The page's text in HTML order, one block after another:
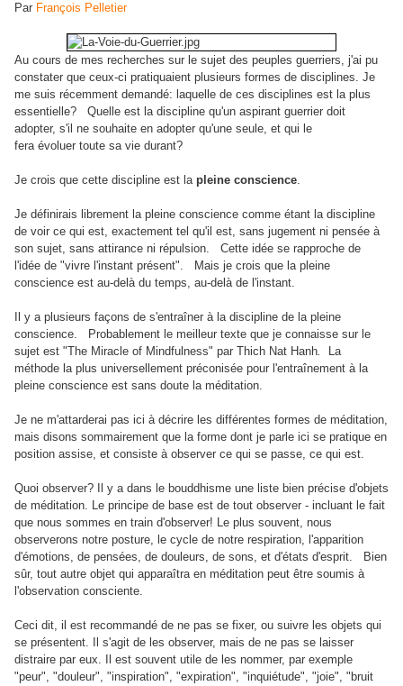
Par François Pelletier
Au cours de mes recherches sur le sujet des peuples guerriers, j'ai pu
constater que ceux-ci pratiquaient plusieurs formes de disciplines. Je
me suis récemment demandé: laquelle de ces disciplines est la plus
essentielle? Quelle est la discipline qu'un aspirant guerrier doit
adopter, s'il ne souhaite en adopter qu'une seule, et qui le
fera évoluer toute sa vie durant?
Je crois que cette discipline est la pleine conscience.
Je définirais librement la pleine conscience comme étant la discipline
de voir ce qui est, exactement tel qu'il est, sans jugement ni pensée à
son sujet, sans attirance ni répulsion. Cette idée se rapproche de
l'idée de "vivre l'instant présent". Mais je crois que la pleine
conscience est au-delà du temps, au-delà de l'instant.
Il y a plusieurs façons de s'entraîner à la discipline de la pleine
conscience. Probablement le meilleur texte que je connaisse sur le
sujet est "The Miracle of Mindfulness" par Thich Nat Hanh.
La
méthode la plus universellement préconisée pour l'entraînement à la
pleine conscience est sans doute la méditation.
Je ne m'attarderai pas ici à décrire les différentes formes de méditation,
mais disons sommairement que la forme dont je parle ici se pratique en
position assise, et consiste à observer ce qui se passe, ce qui est.
Quoi observer? Il y a dans le bouddhisme une liste bien précise d'objets
de méditation. Le principe de base est de tout observer - incluant le fait
que nous sommes en train d'observer! Le plus souvent, nous
observerons notre posture, le cycle de notre respiration, l'apparition
d'émotions, de pensées, de douleurs, de sons, et d'états d'esprit. Bien
sûr, tout autre objet qui apparaîtra en méditation peut être soumis à
l'observation consciente.
Ceci dit, il est recommandé de ne pas se fixer, ou suivre les objets qui
se présentent. Il s'agit de les observer, mais de ne pas se laisser
distraire par eux. Il est souvent utile de les nommer, par exemple
"peur", "douleur", "inspiration", "expiration", "inquiétude", "joie", "bruit